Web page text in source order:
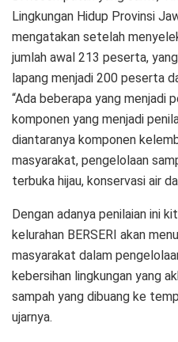
Lingkungan Hidup Provinsi
mengatakan setelah
jumlah awal 213 peserta,
lapang menjadi 200 peserta
“Ada beberapa yang menjadi
komponen yang menjadi
diantaranya komponen
masyarakat, pengelolaan
terbuka hijau, konservasi air
Dengan adanya penilaian ini
kelurahan BERSERI akan
masyarakat dalam
kebersihan lingkungan yang
sampah yang dibuang ke
ujarnya.